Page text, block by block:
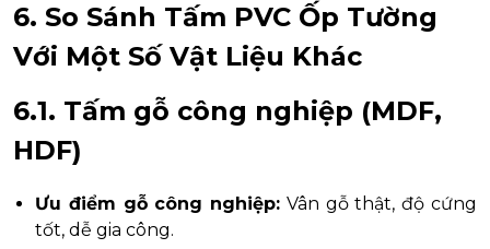
6. So Sánh Tấm PVC Ốp Tường
Với Một Số Vật Liệu Khác
6.1. Tấm gỗ công nghiệp (MDF,
HDF)
Ưu điểm gỗ công nghiệp: Vân gỗ thật, độ cứng
tốt, dễ gia công.